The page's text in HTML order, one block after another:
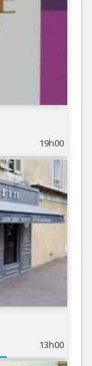
19h00
13h00